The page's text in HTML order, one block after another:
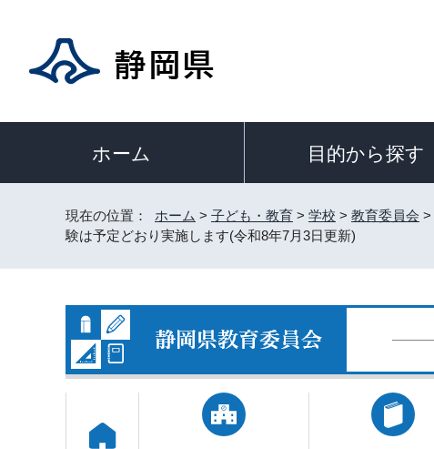
ホーム 目的から探す
現在の位置： ホーム > 子ども・教育 > 学校 > 教育委員会 >
験は予定どおり実施します(令和8年7月3日更新)